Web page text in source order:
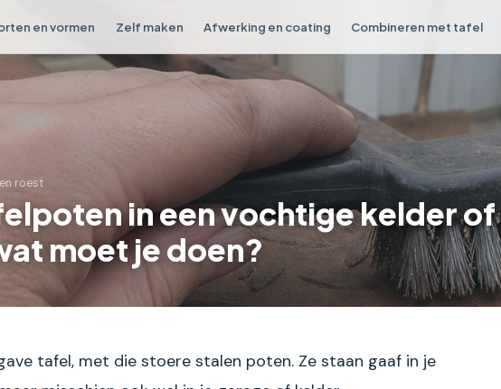
en vormen Zelf maken Afwerking en coating Combineren met tafel
roest
in een vochtige kelder of
moet je doen?
tafel, met die stoere stalen poten. Ze staan gaaf in je